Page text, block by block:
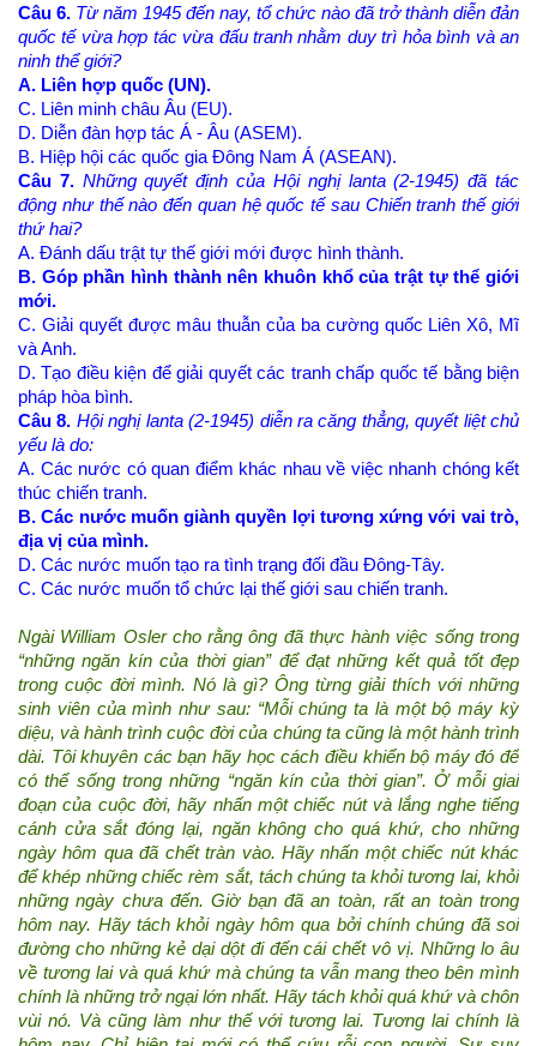
Câu 6. Từ năm 1945 đến nay, tổ chức nào đã trở thành diễn đản
quốc tế vừa hợp tác vừa đấu tranh nhằm duy trì hỏa bình và an
ninh thể giới?
A. Liên hợp quốc (UN).
C. Liên minh châu Âu (EU).
D. Diễn đàn hợp tác Á - Âu (ASEM).
B. Hiệp hội các quốc gia Đông Nam Á (ASEAN).
Câu 7. Những quyết định của Hội nghị lanta (2-1945) đã tác
động như thế nào đến quan hệ quốc tế sau Chiến tranh thế giới
thứ hai?
A. Đánh dấu trật tự thế giới mới được hình thành.
B. Góp phần hình thành nên khuôn khổ của trật tự thể giới
mới.
C. Giải quyết được mâu thuẫn của ba cường quốc Liên Xô, Mĩ
và Anh.
D. Tạo điều kiện để giải quyết các tranh chấp quốc tế bằng biện
pháp hòa bình.
Câu 8. Hội nghị lanta (2-1945) diễn ra căng thẳng, quyết liệt chủ
yếu là do:
A. Các nước có quan điểm khác nhau về việc nhanh chóng kết
thúc chiến tranh.
B. Các nước muốn giành quyền lợi tương xứng với vai trò,
địa vị của mình.
D. Các nước muốn tạo ra tình trạng đối đầu Đông-Tây.
C. Các nước muốn tổ chức lại thế giới sau chiến tranh.
Ngài William Osler cho rằng ông đã thực hành việc sống trong
“những ngăn kín của thời gian” để đạt những kết quả tốt đẹp
trong cuộc đời mình. Nó là gì? Ông từng giải thích với những
sinh viên của mình như sau: “Mỗi chúng ta là một bộ máy kỳ
diệu, và hành trình cuộc đời của chúng ta cũng là một hành trình
dài. Tôi khuyên các bạn hãy học cách điều khiển bộ máy đó để
có thể sống trong những “ngăn kín của thời gian”. Ở mỗi giai
đoạn của cuộc đời, hãy nhấn một chiếc nút và lắng nghe tiếng
cánh cửa sắt đóng lại, ngăn không cho quá khứ, cho những
ngày hôm qua đã chết tràn vào. Hãy nhấn một chiếc nút khác
để khép những chiếc rèm sắt, tách chúng ta khỏi tương lai, khỏi
những ngày chưa đến. Giờ bạn đã an toàn, rất an toàn trong
hôm nay. Hãy tách khỏi ngày hôm qua bởi chính chúng đã soi
đường cho những kẻ dại dột đi đến cái chết vô vị. Những lo âu
về tương lai và quá khứ mà chúng ta vẫn mang theo bên mình
chính là những trở ngại lớn nhất. Hãy tách khỏi quá khứ và chôn
vùi nó. Và cũng làm như thế với tương lai. Tương lai chính là